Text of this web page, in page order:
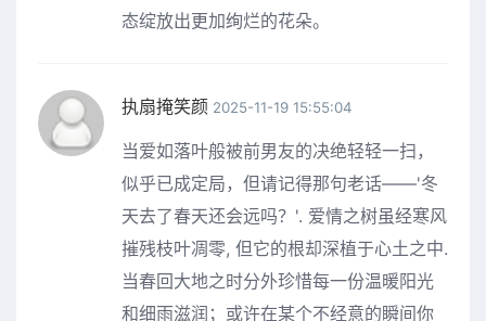
态绽放出更加绚烂的花朵。
执扇掩笑颜 2025-11-19 15:55:04
当爱如落叶般被前男友的决绝轻轻一扫，
似乎已成定局，但请记得那句老话——'冬
天去了春天还会远吗？'. 爱情之树虽经寒风
摧残枝叶凋零, 但它的根却深植于心土之中.
当春回大地之时分外珍惜每一份温暖阳光
和细雨滋润；或许在某个不经意的瞬间你